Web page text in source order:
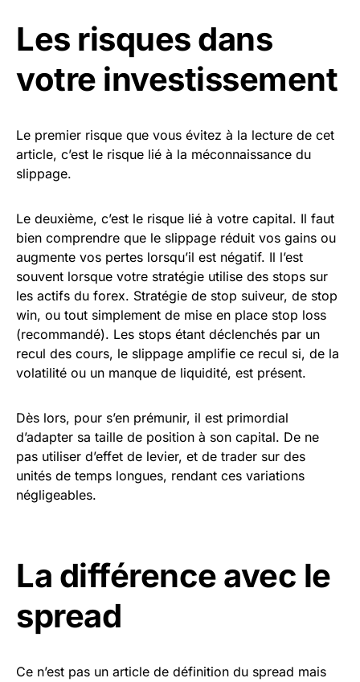
Les risques dans
votre investissement
Le premier risque que vous évitez à la lecture de cet
article, c’est le risque lié à la méconnaissance du
slippage.
Le deuxième, c’est le risque lié à votre capital. Il faut
bien comprendre que le slippage réduit vos gains ou
augmente vos pertes lorsqu’il est négatif. Il l’est
souvent lorsque votre stratégie utilise des stops sur
les actifs du forex. Stratégie de stop suiveur, de stop
win, ou tout simplement de mise en place stop loss
(recommandé). Les stops étant déclenchés par un
recul des cours, le slippage amplifie ce recul si, de la
volatilité ou un manque de liquidité, est présent.
Dès lors, pour s’en prémunir, il est primordial
d’adapter sa taille de position à son capital. De ne
pas utiliser d’effet de levier, et de trader sur des
unités de temps longues, rendant ces variations
négligeables.
La différence avec le
spread
Ce n’est pas un article de définition du spread mais